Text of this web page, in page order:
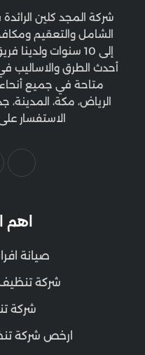
شركة المجد كلين
الشامل والتعقيم
إلى 10 سنوات
أحدث الطرق والاساليب
متاحة في جميع أنحاء
الرياض، مكة، المدينة،
الاستفسار على رقم
اهم
صيانة
شركة
شركة
ارخص شركة